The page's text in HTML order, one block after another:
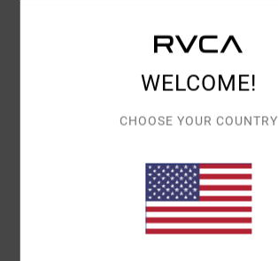
Recensioni dei clienti
PUNTEGGIO MEDIO
5.0/5
WELCOME!
CHOOSE YOUR COUNTRY